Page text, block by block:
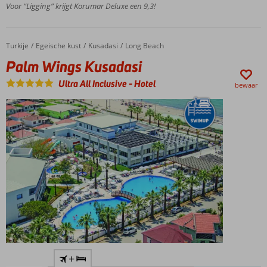
personeel
van
Kusadasi
afstand
Voor “Ligging” krijgt Korumar Deluxe een 9,3!
Home
Turkije Egeische kust Kusadasi Long Beach
Palm Wings Kusadasi
Palm Wings Kusadasi
Ultra All Inclusive-Hotel bewaar
Direct aan
+